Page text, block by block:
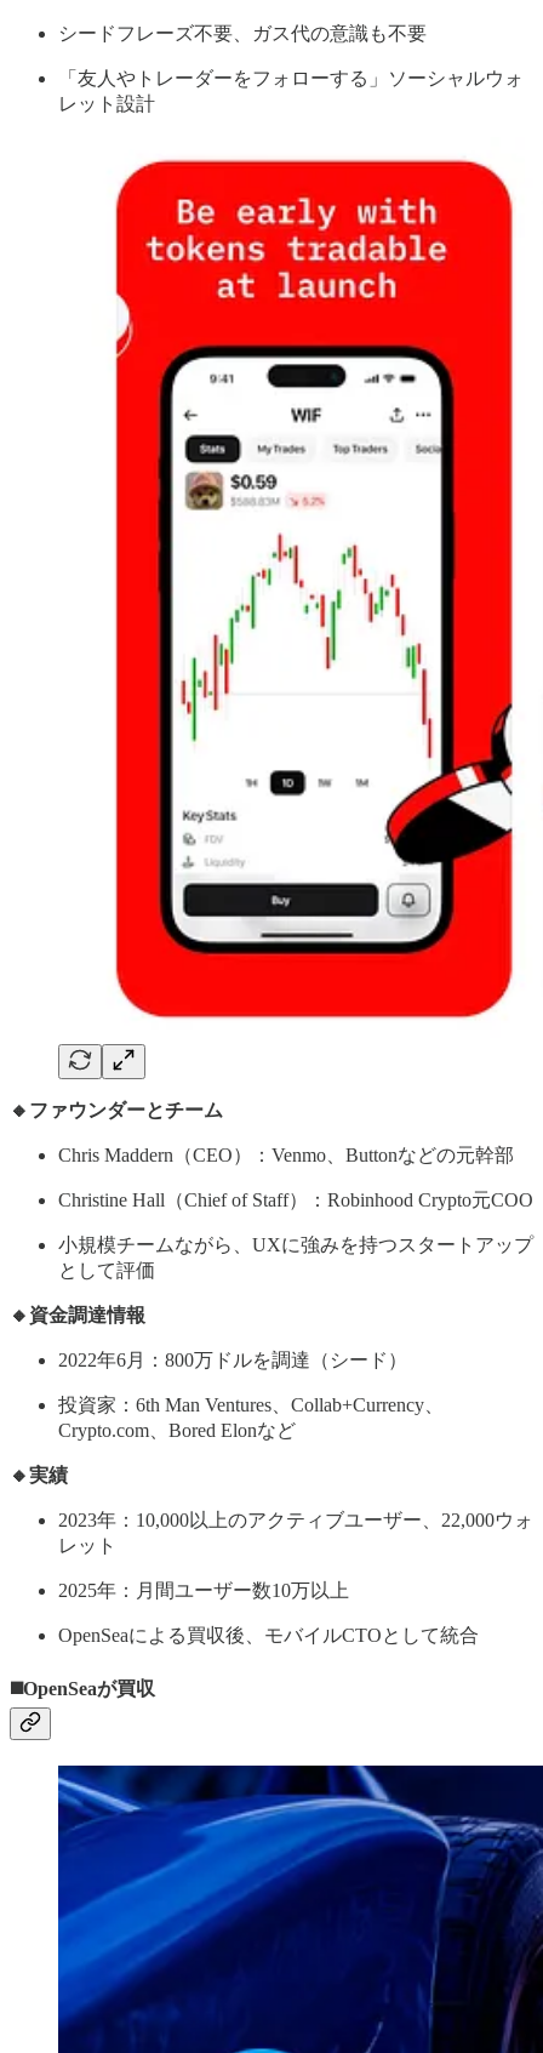
シードフレーズ不要、ガス代の意識も不要
「友人やトレーダーをフォローする」ソーシャルウォ
レット設計
🔸ファウンダーとチーム
Chris Maddern（CEO）：Venmo、Buttonなどの元幹部
Christine Hall（Chief of Staff）：Robinhood Crypto元COO
小規模チームながら、UXに強みを持つスタートアップ
として評価
🔸資金調達情報
2022年6月：800万ドルを調達（シード）
投資家：6th Man Ventures、Collab+Currency、
Crypto.com、Bored Elonなど
🔸実績
2023年：10,000以上のアクティブユーザー、22,000ウォ
レット
2025年：月間ユーザー数10万以上
OpenSeaによる買収後、モバイルCTOとして統合
◼️OpenSeaが買収